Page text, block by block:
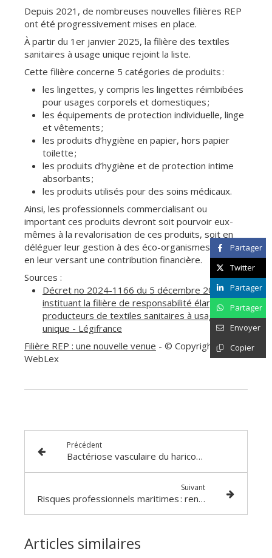
Depuis 2021, de nombreuses nouvelles filières REP
ont été progressivement mises en place.
À partir du 1er janvier 2025, la filière des textiles
sanitaires à usage unique rejoint la liste.
Cette filière concerne 5 catégories de produits :
les lingettes, y compris les lingettes réimbibées
pour usages corporels et domestiques ;
les équipements de protection individuelle, linge
et vêtements ;
les produits d’hygiène en papier, hors papier
toilette ;
les produits d’hygiène et de protection intime
absorbants ;
les produits utilisés pour des soins médicaux.
Ainsi, les professionnels commercialisant ou
important ces produits devront soit pourvoir eux-
mêmes à la revalorisation de ces produits, soit en
déléguer leur gestion à des éco-organismes agréés,
en leur versant une contribution financière.
Sources :
Décret no 2024-1166 du 5 décembre 2024
instituant la filière de responsabilité élargie des
producteurs de textiles sanitaires à usage
unique - Légifrance
Filière REP : une nouvelle venue - © Copyright
WebLex
Précédent
Bactériose vasculaire du haricot : prévenir et guérir
Suivant
Risques professionnels maritimes : renforcement des obligations de prévention
Articles similaires
Partager
Twitter
Partager
Partager
Envoyer
Copier